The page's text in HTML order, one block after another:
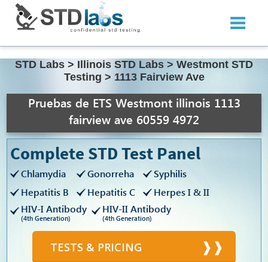
STD Labs > Illinois STD Labs > Westmont STD
Testing > 1113 Fairview Ave
Pruebas de ETS Westmont illinois 1113
fairview ave 60559 4972
Complete STD Test Panel
Chlamydia Gonorreha
Syphilis
Hepatitis B
Hepatitis C
Herpes I & II
HIV-I Antibody
(4th Generation)
HIV-II Antibody
(4th Generation)
TESTS & PRICING